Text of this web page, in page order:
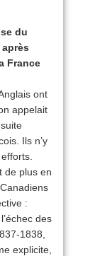
du
France
ont
appelait
Ils n’y
de plus en
:
des
1838,
explicite,